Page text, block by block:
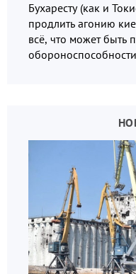
Бухаресту (как и
продлить агонию
всё, что может быть